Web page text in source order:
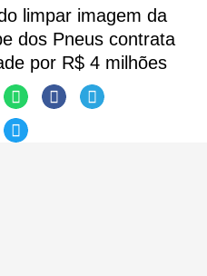
limpar imagem da
dos Pneus contrata
por R$ 4 milhões